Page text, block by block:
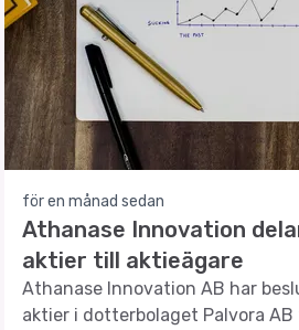
för en månad sedan
Athanase Innovation
aktier till aktieägare
Athanase Innovation AB har
aktier i dotterbolaget Palvora